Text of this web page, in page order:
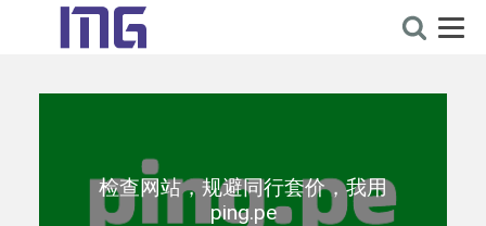
检查网站，规避同行套价，我用
ping.pe